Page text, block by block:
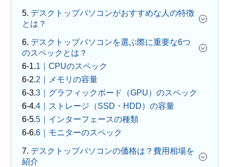
5. デスクトップパソコンがおすすめな人の特徴
とは？
6. デスクトップパソコンを選ぶ際に重要な6つ
のスペックとは？
1｜CPUのスペック
2｜メモリの容量
3｜グラフィックボード（GPU）のスペック
4｜ストレージ（SSD・HDD）の容量
5｜インターフェースの種類
6｜モニターのスペック
7. デスクトップパソコンの価格は？費用相場を
紹介